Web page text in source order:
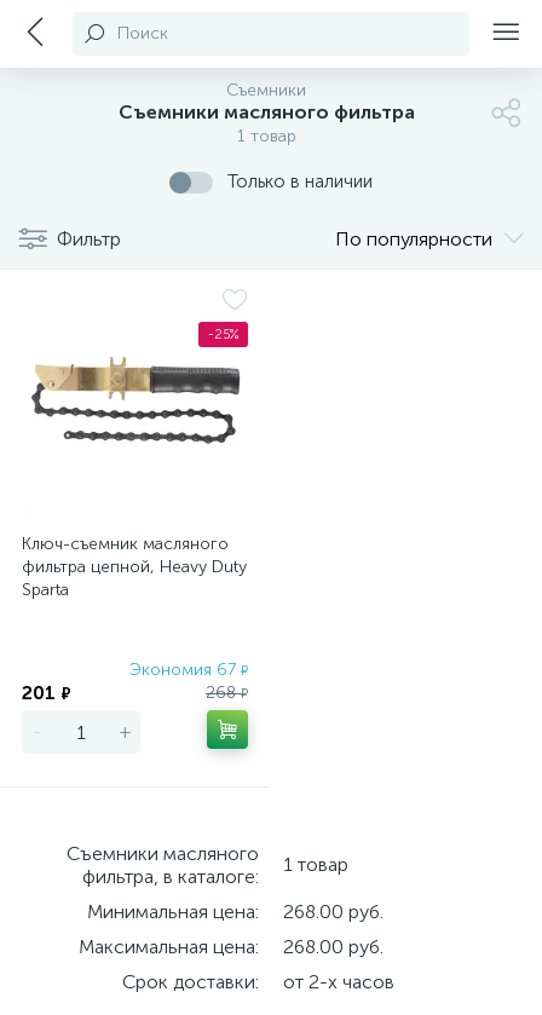
Поиск
Съемники
Съемники масляного фильтра
1 товар
Только в наличии
Фильтр По популярности
-25%
Ключ-съемник масляного
фильтра цепной, Heavy Duty
Sparta
Экономия 67 ₽
201 ₽ 268₽
- +
Съемники масляного
фильтра, в каталоге:
1 товар
Минимальная цена:
268.00 руб.
Максимальная цена:
268.00 руб.
Срок доставки:
от 2-х часов